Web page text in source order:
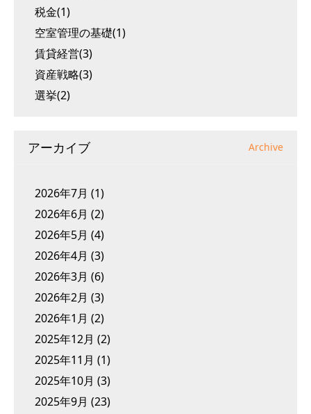
税金(1)
空室管理の基礎(1)
賃貸経営(3)
資産戦略(3)
選挙(2)
アーカイブ Archive
2026年7月 (1)
2026年6月 (2)
2026年5月 (4)
2026年4月 (3)
2026年3月 (6)
2026年2月 (3)
2026年1月 (2)
2025年12月 (2)
2025年11月 (1)
2025年10月 (3)
2025年9月 (23)